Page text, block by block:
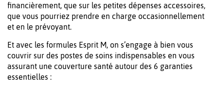
financièrement, que sur les petites dépenses accessoires,
que vous pourriez prendre en charge occasionnellement
et en le prévoyant.
Et avec les formules Esprit M, on s’engage à bien vous
couvrir sur des postes de soins indispensables en vous
assurant une couverture santé autour des 6 garanties
essentielles :